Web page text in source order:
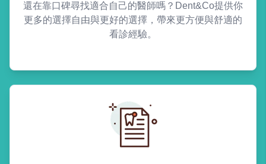
還在靠口碑尋找適合自己的醫師嗎？Dent&Co提供你
更多的選擇自由與更好的選擇，帶來更方便與舒適的
看診經驗。